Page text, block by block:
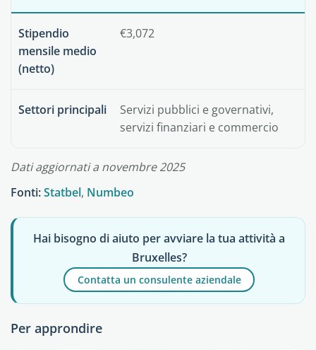
Stipendio
mensile medio
(netto)
€3,072
Settori principali
Servizi pubblici e governativi,
servizi finanziari e commercio
Dati aggiornati a novembre 2025
Fonti:Statbel, Numbeo
Hai bisogno di aiuto per avviare la tua attività a
Bruxelles?
Contatta un consulente aziendale
Per approndire